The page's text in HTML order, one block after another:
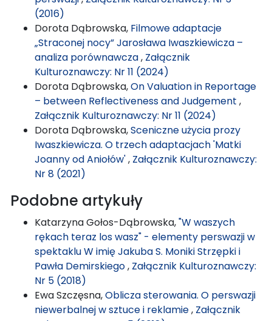
(2016)
Dorota Dąbrowska, Filmowe adaptacje
„Straconej nocy” Jarosława Iwaszkiewicza –
analiza porównawcza, Załącznik
Kulturoznawczy: Nr 11 (2024)
Dorota Dąbrowska,On Valuation in Reportage
– between Reflectiveness and Judgement ,
Załącznik Kulturoznawczy: Nr 11 (2024)
Dorota Dąbrowska,Sceniczne użycia prozy
Iwaszkiewicza. O trzech adaptacjach 'Matki
Joanny od Aniołów', Załącznik Kulturoznawczy:
Nr 8 (2021)
Podobne artykuły
Katarzyna Gołos-Dąbrowska,"W waszych
rękach teraz los wasz" - elementy perswazji w
spektaklu W imię Jakuba S. Moniki Strzępki i
Pawła Demirskiego, Załącznik Kulturoznawczy:
Nr 5 (2018)
Ewa Szczęsna,Oblicza sterowania. O perswazji
niewerbalnej w sztuce i reklamie, Załącznik